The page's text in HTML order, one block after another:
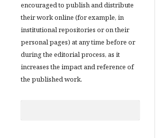
encouraged to publish and distribute
their work online (for example, in
institutional repositories or on their
personal pages) at any time before or
during the editorial process, as it
increases the impact and reference of
the published work.